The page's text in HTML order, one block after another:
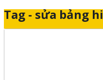
Tag - sửa bảng